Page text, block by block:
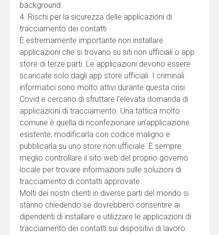
background.
4. Rischi per la sicurezza delle applicazioni di
tracciamento dei contatti
È estremamente importante non installare
applicazioni che si trovano su siti non ufficiali o app
store di terze parti. Le applicazioni devono essere
scaricate solo dagli app store ufficiali. I criminali
informatici sono molto attivi durante questa crisi
Covid e cercano di sfruttare l’elevata domanda di
applicazioni di tracciamento. Una tattica molto
comune è quella di riconfezionare un’applicazione
esistente, modificarla con codice maligno e
pubblicarla su uno store non ufficiale. È sempre
meglio controllare il sito web del proprio governo
locale per trovare informazioni sulle soluzioni di
tracciamento di contatti approvate.
Molti dei nostri clienti in diverse parti del mondo si
stanno chiedendo se dovrebbero consentire ai
dipendenti di installare e utilizzare le applicazioni di
tracciamento dei contatti sui dispositivi di lavoro.